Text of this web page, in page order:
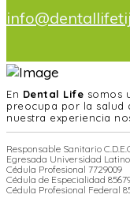
En Dental Life somos
preocupa por la salud
nuestra experiencia
Responsable Sanitario
Egresada Universidad
Cédula Profesional 7729009
Cédula de Especialidad
Cédula Profesional Federal